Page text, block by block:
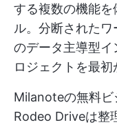
する複数の機能
ル。分断された
のデータ主導型
ロジェクトを最初
Milanoteの無料ビ
Rodeo Driveは整